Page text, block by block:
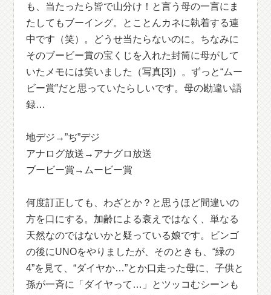
も、当たったら皆で山分け！と言う母の一言にま
たしてもブーイング。とことんカネに執着する連
中です（笑）。どうせ当たらないのに。ちなみに
そのブービー賞の宝くじを入れた封筒に母がして
いたメモには笑いました（写真[3]）。ずっと“ムー
ビー賞”だと思っていたらしいです。母の勘違い語
録…
地デジ→”ぢ”デジ
アナログ放送→アナグロ放送
ブービー賞→ムービー賞
何度訂正しても、わざとか？と思うほど間違いの
方を口にする。加齢による衰えではなく、単なる
天然なのではないかと疑っている娘です。ビンゴ
の後にUNOをやりましたが、そのときも、“緑の
4”を見て、“ダイヤか…”とか口走った母に、子供と
孫が一斉に「ダイヤって…」とツッコむシーンも